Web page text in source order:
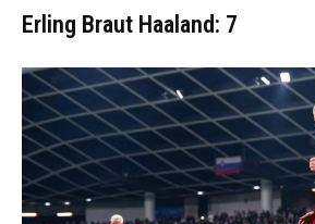
Erling Braut Haaland: 7